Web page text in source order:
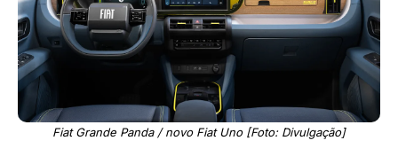
Fiat Grande Panda / novo Fiat Uno [Foto: Divulgação]